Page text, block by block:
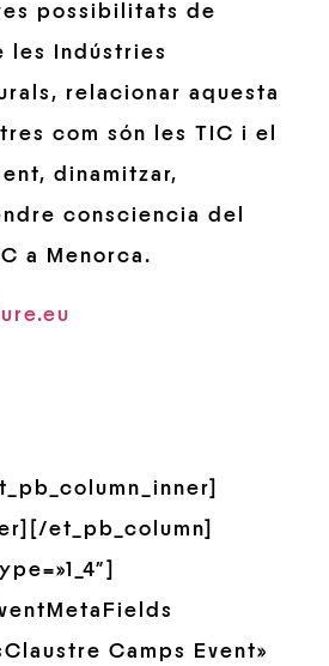
possibilitats de
Indústries
relacionar aquesta
com són les TIC i el
dinamitzar,
consciencia del
a Menorca.
et_pb_column]
Camps Event»